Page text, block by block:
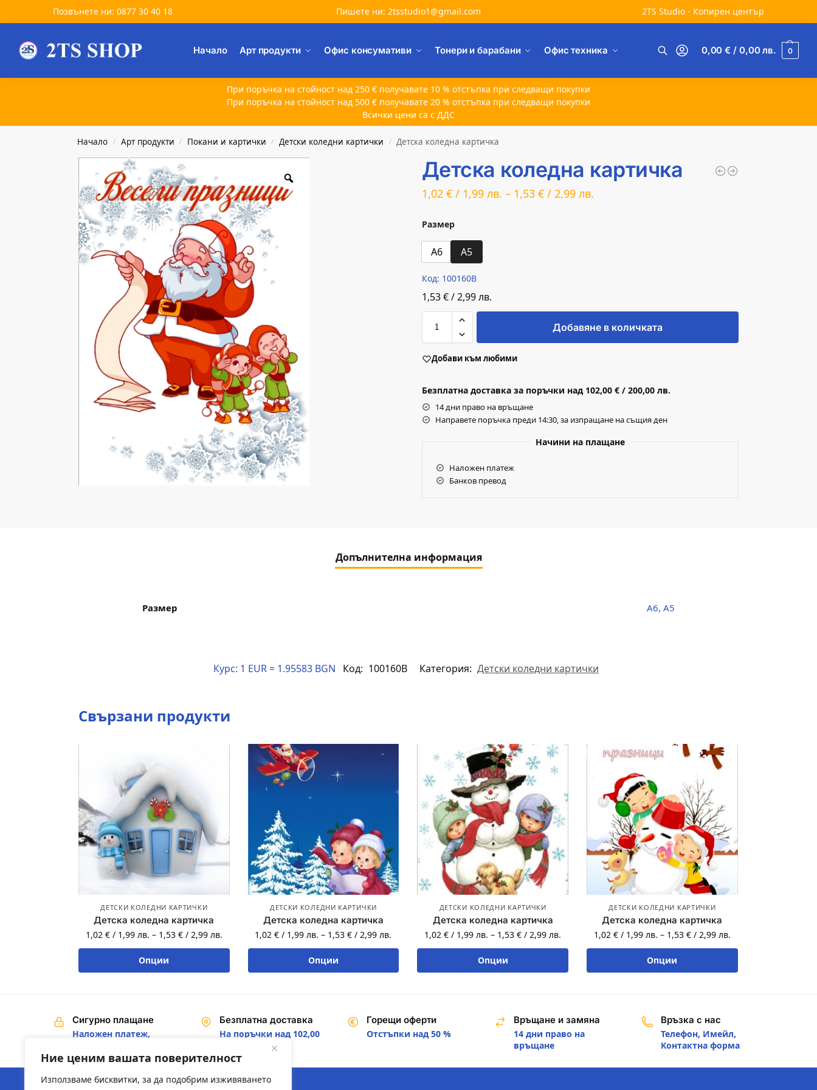
Ние ценим вашата поверителност
Използваме бисквитки, за да подобрим изживяването
Позвънете ни: 0877 30 40 18 Пишете ни: 2tsstudio1@gmail.com 2TS Studio - Копирен център
Начало Арт продукти Офис консумативи Тонери и барабани Офис техника
Търсене
0,00€ / 0,00лв. 0
При поръчка на стойност над 250 € получавате 10 % отстъпка при следващи покупки
При поръчка на стойност над 500 € получавате 20 % отстъпка при следващи покупки
Всички цени са с ДДС
Начало / Арт продукти / Покани и картички / Детски коледни картички / Детска коледна картичка
Детска коледна картичка
1,02 € / 1,99 лв. – 1,53 € / 2,99 лв.
Размер
A6 A5
Код: 100160B
1,53€/2,99лв.
Добавяне в количката
Добави към любими
Безплатна доставка за поръчки над 102,00 € / 200,00 лв.
14 дни право на връщане
Направете поръчка преди 14:30, за изпращане на същия ден
Начини на плащане
Наложен платеж
Банков превод
Допълнителна информация
Размер A6, A5
Курс: 1 EUR = 1.95583 BGN Код: 100160B Категория: Детски коледни картички
Свързани продукти
ДЕТСКИ КОЛЕДНИ КАРТИЧКИ
Детска коледна картичка
1,02 € / 1,99 лв. – 1,53 € / 2,99 лв.
Опции
ДЕТСКИ КОЛЕДНИ КАРТИЧКИ
Детска коледна картичка
1,02€ / 1,99лв. – 1,53€ /2,99лв.
Опции
ДЕТСКИ КОЛЕДНИ КАРТИЧКИ
Детска коледна картичка
1,02€ / 1,99лв. – 1,53€ /2,99лв.
Опции
ДЕТСКИ КОЛЕДНИ КАРТИЧКИ
Детска коледна картичка
1,02 € / 1,99 лв. – 1,53 € / 2,99 лв.
Опции
Сигурно плащане
Наложен платеж,
Безплатна доставка
На поръчки над 102,00
€ / 200,00 лв.
Горещи оферти
Отстъпки над 50 %
Връщане и замяна
14 дни право на
връщане
Връзка с нас
Телефон, Имейл,
Контактна форма